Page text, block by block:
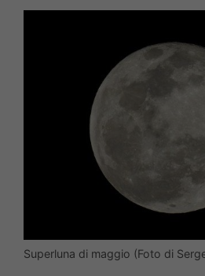
Superluna di maggio (Foto di